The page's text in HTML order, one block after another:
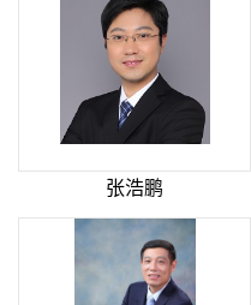
张浩鹏